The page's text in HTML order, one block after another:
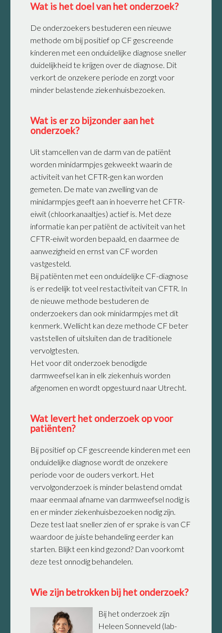
Wat is het doel van het onderzoek?
De onderzoekers bestuderen een nieuwe
methode om bij positief op CF gescreende
kinderen met een onduidelijke diagnose sneller
duidelijkheid te krijgen over de diagnose. Dit
verkort de onzekere periode en zorgt voor
minder belastende ziekenhuisbezoeken.
Wat is er zo bijzonder aan het
onderzoek?
Uit stamcellen van de darm van de patiënt
worden minidarmpjes gekweekt waarin de
activiteit van het CFTR-gen kan worden
gemeten. De mate van zwelling van de
minidarmpjes geeft aan in hoeverre het CFTR-
eiwit (chloorkanaaltjes) actief is. Met deze
informatie kan per patiënt de activiteit van het
CFTR-eiwit worden bepaald, en daarmee de
aanwezigheid en ernst van CF worden
vastgesteld.
Bij patiënten met een onduidelijke CF-diagnose
is er redelijk tot veel restactiviteit van CFTR. In
de nieuwe methode bestuderen de
onderzoekers dan ook minidarmpjes met dit
kenmerk. Wellicht kan deze methode CF beter
vaststellen of uitsluiten dan de traditionele
vervolgtesten.
Het voor dit onderzoek benodigde
darmweefsel kan in elk ziekenhuis worden
afgenomen en wordt opgestuurd naar Utrecht.
Wat levert het onderzoek op voor
patiënten?
Bij positief op CF gescreende kinderen met een
onduidelijke diagnose wordt de onzekere
periode voor de ouders verkort. Het
vervolgonderzoek is minder belastend omdat
maar eenmaal afname van darmweefsel nodig is
en er minder ziekenhuisbezoeken nodig zijn.
Deze test laat sneller zien of er sprake is van CF
waardoor de juiste behandeling eerder kan
starten. Blijkt een kind gezond? Dan voorkomt
deze test onnodig behandelen.
Wie zijn betrokken bij het onderzoek?
Bij het onderzoek zijn
Heleen Sonneveld (lab-